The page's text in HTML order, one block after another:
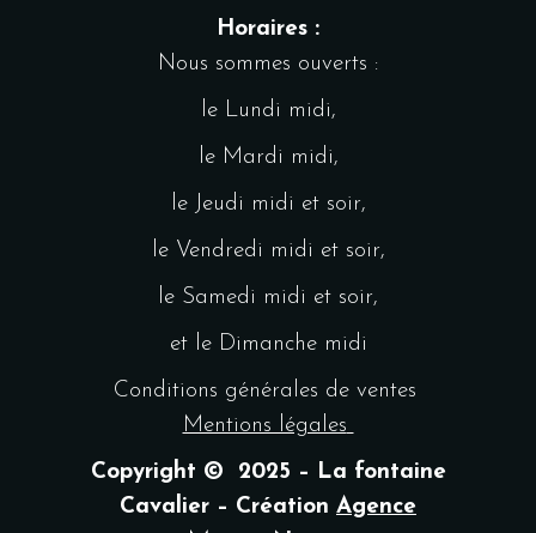
Horaires :
Nous sommes ouverts :
le Lundi midi,
le Mardi midi,
le Jeudi midi et soir,
le Vendredi midi et soir,
le Samedi midi et soir,
et le Dimanche midi
Conditions générales de ventes
Mentions légales
Copyright © 2025 – La fontaine
Cavalier – Création Agence